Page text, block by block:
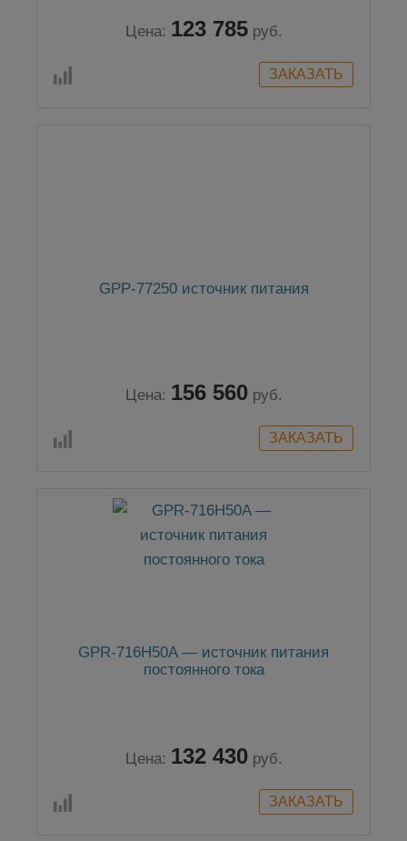
Цена: 123 785 руб.
GPP-77250 источник питания
Цена: 156 560 руб.
GPR-716H50A — источник питания
постоянного тока
Цена: 132 430 руб.